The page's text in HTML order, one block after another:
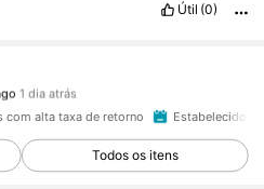
Útil (0)
1 dia atrás
Seguidores
com alta taxa de retorno Estabelecido
Todos os itens